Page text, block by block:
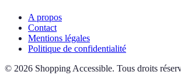
A propos
Contact
Mentions légales
Politique de confidentialité
© 2026 Shopping Accessible. Tous droits